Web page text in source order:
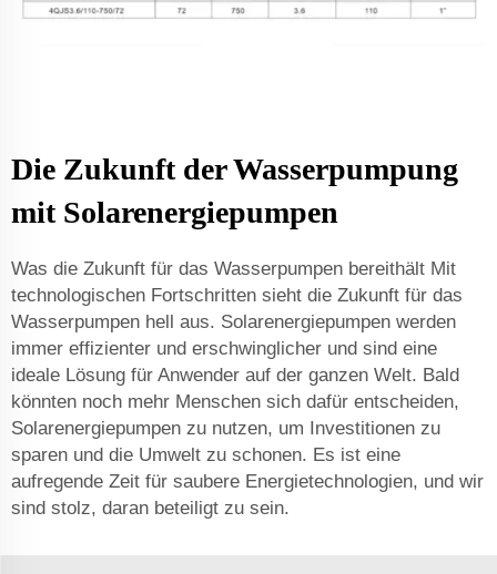
Die Zukunft der Wasserpumpung
mit Solarenergiepumpen
Was die Zukunft für das Wasserpumpen bereithält Mit
technologischen Fortschritten sieht die Zukunft für das
Wasserpumpen hell aus. Solarenergiepumpen werden
immer effizienter und erschwinglicher und sind eine
ideale Lösung für Anwender auf der ganzen Welt. Bald
könnten noch mehr Menschen sich dafür entscheiden,
Solarenergiepumpen zu nutzen, um Investitionen zu
sparen und die Umwelt zu schonen. Es ist eine
aufregende Zeit für saubere Energietechnologien, und wir
sind stolz, daran beteiligt zu sein.